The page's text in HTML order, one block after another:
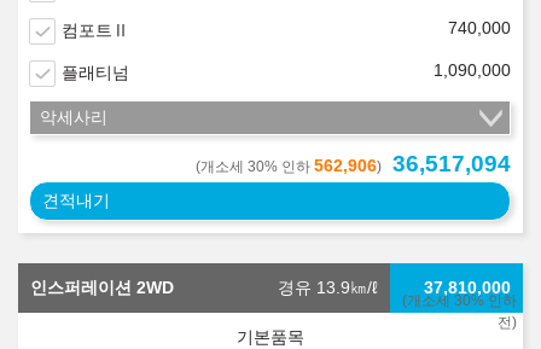
컴포트Ⅱ 740,000
플래티넘 1,090,000
악세사리
(개소세 30% 인하 562,906) 36,517,094
견적내기
인스퍼레이션 2WD 경유 13.9㎞/ℓ
(개소세 30% 인하
전)
37,810,000